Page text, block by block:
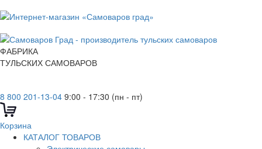
ФАБРИКА
ТУЛЬСКИХ САМОВАРОВ
8 800 201-13-04 9:00 - 17:30 (пн - пт)
Корзина
КАТАЛОГ ТОВАРОВ